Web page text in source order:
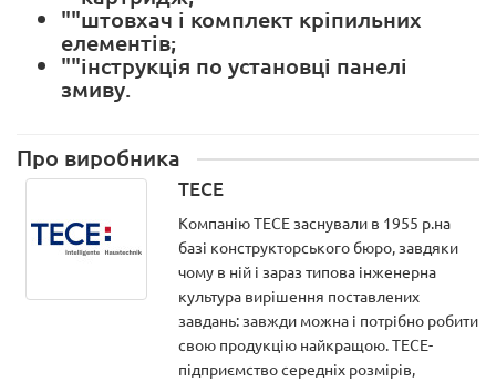
""штовхач і комплект кріпильних
елементів;
""інструкція по установці панелі
змиву.
Про виробника
TECE
Компанію ТЕСЕ заснували в 1955 р.на
базі конструкторського бюро, завдяки
чому в ній і зараз типова інженерна
культура вирішення поставлених
завдань: завжди можна і потрібно робити
свою продукцію найкращою. ТЕСЕ-
підприємство середніх розмірів,